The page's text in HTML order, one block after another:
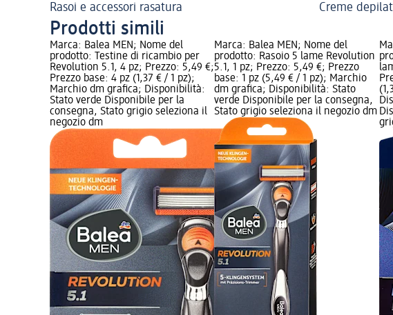
Rasoi e accessori rasatura Creme
Prodotti simili
Marca: Balea MEN; Nome del
prodotto: Testine di ricambio per
Revolution 5.1, 4 pz; Prezzo: 5,49 €;
Prezzo base: 4 pz (1,37 € / 1 pz);
Marchio dm grafica; Disponibilità:
Stato verde Disponibile per la
consegna, Stato grigio seleziona il
negozio dm
Marca: Balea MEN; Nome del
prodotto: Rasoio 5 lame Revolution
5.1, 1 pz; Prezzo: 5,49 €; Prezzo
base: 1 pz (5,49 € / 1 pz); Marchio
dm grafica; Disponibilità: Stato
verde Disponibile per la consegna,
Stato grigio seleziona il negozio dm